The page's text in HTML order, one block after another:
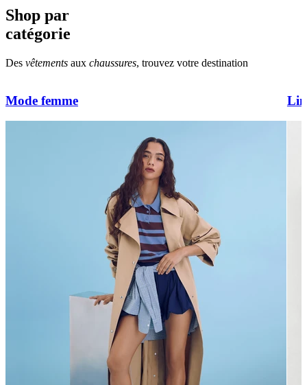
Shop par
catégorie
Des vêtements aux chaussures, trouvez votre destination
Mode femme